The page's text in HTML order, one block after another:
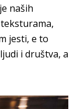
naših
jesti, e to
i društva, a